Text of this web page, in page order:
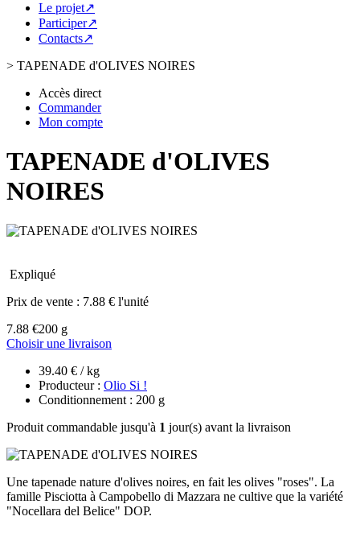
Le projet↗
Participer↗
Contacts↗
> TAPENADE d'OLIVES NOIRES
Accès direct
Commander
Mon compte
TAPENADE d'OLIVES
NOIRES
Expliqué
Prix de vente : 7.88 € l'unité
7.88 €200 g
Choisir une livraison
39.40 € / kg
Producteur : Olio Si !
Conditionnement : 200 g
Produit commandable jusqu'à 1 jour(s) avant la livraison
Une tapenade nature d'olives noires, en fait les olives "roses". La
famille Pisciotta à Campobello di Mazzara ne cultive que la variété
"Nocellara del Belice" DOP.